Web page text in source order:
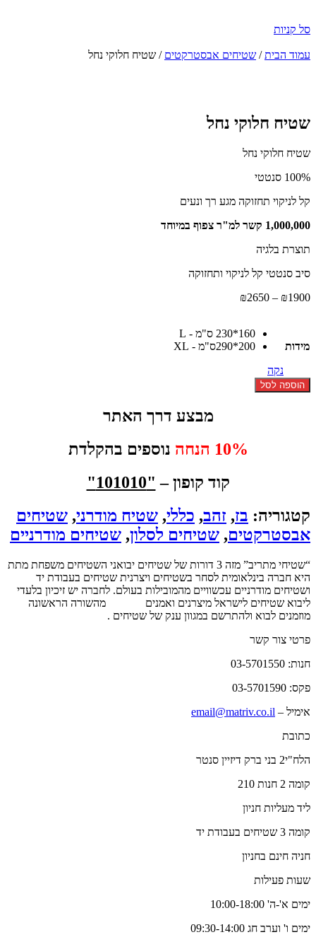
סל קניות
עמוד הבית/ שטיחים אבסטרקטים / שטיח חלוקי נחל
הנחה
שטיח חלוקי נחל
שטיח חלוקי נחל
100% סנטטי
קל לניקוי תחזוקה מגע רך ונעים
1,000,000 קשר למ"ר צפוף במיוחד
תוצרת בלגיה
סיב סנטטי קל לניקוי ותחזוקה
₪1900
–
₪2650
עד
מידות
160*230 ס"מ - L
200*290ס"מ - XL
נקה
כמות
של
הוספה לסל
מבצע דרך האתר
10% הנחה
נוספים בהקלדת
קוד קופון – "101010"
קטגוריה: בז, זהב, כללי, שטיח מודרני, שטיחים
אבסטרקטים, שטיחים לסלון, שטיחים מודרניים
“שטיחי מתריב” מזה 3 דורות של שטיחים יבואני השטיחים משפחת מתת
היא חברה בינלאומית לסחר בשטיחים ויצרנית שטיחים בעבודת יד
ושטיחים מודרניים עכשוויים מהמובילות בעולם. לחברה יש זיכיון בלעדי
ליבוא שטיחים לישראל מיצרנים ואמנים
מהשורה הראשונה
מוזמנים לבוא ולהתרשם במגוון ענק של שטיחים .
פרטי צור קשר
חנות: 03-5701550
פקס: 03-5701590
אימיל – email@matriv.co.il
כתובת
הלח"י2 בני ברק דיזיין סנטר
קומה 2 חנות 210
ליד מעליות חניון
קומה 3 שטיחים בעבודת יד
חניה חינם בחניון
שעות פעילות
ימים א'-ה' 10:00-18:00
ימים ו' וערב חג 09:30-14:00